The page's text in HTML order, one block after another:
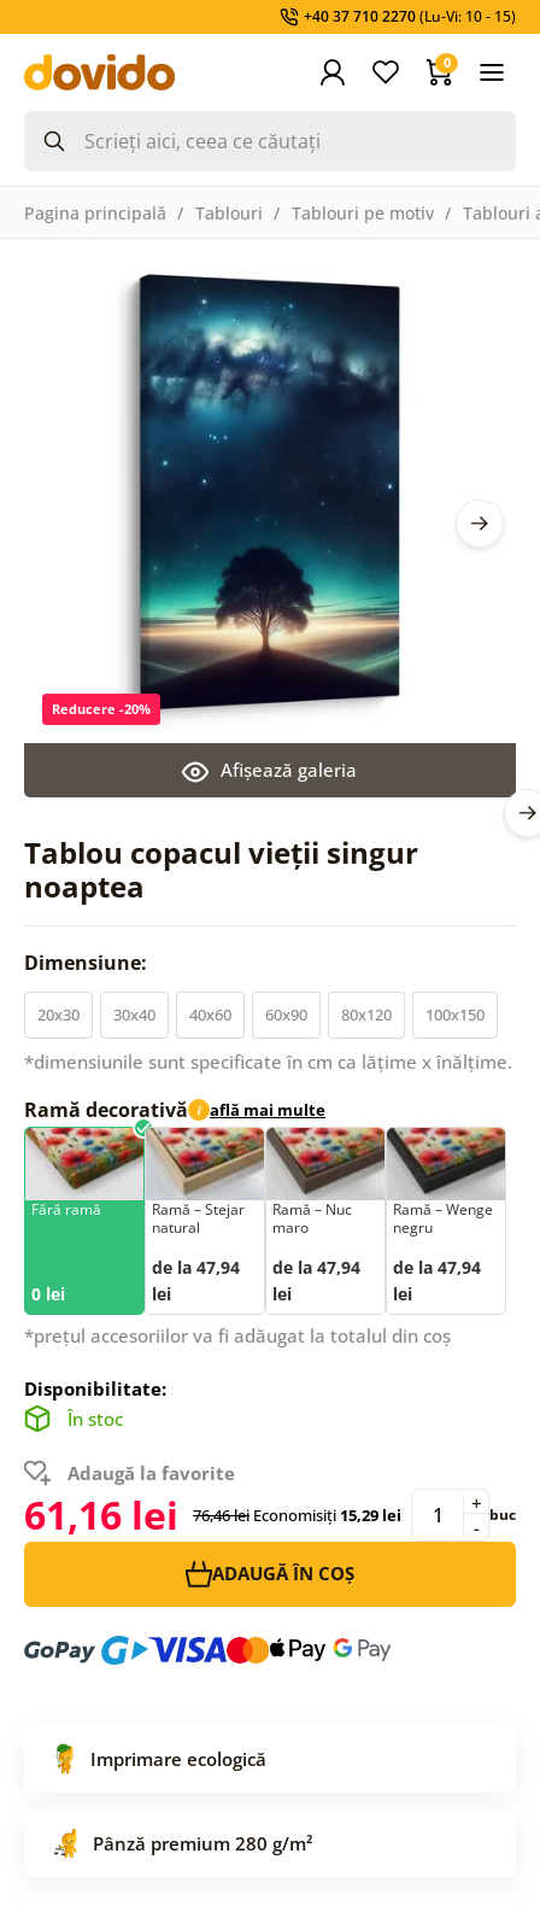
+40 37 710 2270(Lu-Vi: 10 - 15)
0
Pagina principală Tablouri Tablouri pe motiv Tablouri
Tablou copacul vieții singur
noaptea
Afişează galeria
Reducere -20%
Dimensiune:
20x30 30x40 40x60 60x90 80x120 100x150
*dimensiunile sunt specificate în cm ca lățime x înălțime.
Ramă decorativă i află mai multe
Fără ramă
0 lei
Ramă – Stejar
natural
de la 47,94
lei
Ramă – Nuc
maro
de la 47,94
lei
Ramă – Wenge
negru
de la 47,94
lei
*prețul accesoriilor va fi adăugat la totalul din coș
Disponibilitate:
În stoc
Adaugă la favorite
61,16 lei 76,46 lei Economisiți15,29 lei -
+ buc
ADAUGĂ ÎN COȘ
Imprimare ecologică
Pânză premium 280 g/m²